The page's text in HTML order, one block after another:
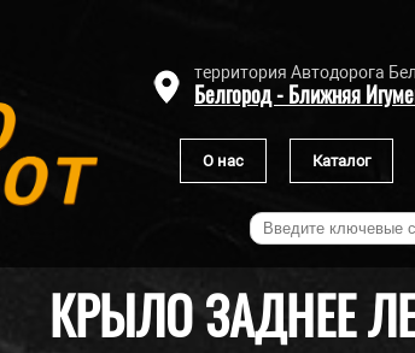
территория Автодорога
Белгород - Ближняя
О нас Каталог
КРЫЛО ЗАДНЕЕ